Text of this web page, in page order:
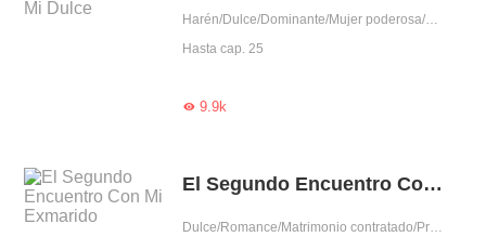
Harén/Dulce/Dominante/Mujer poderosa/Capitán
Hasta cap. 25
9.9k
El Segundo Encuentro Con Mi Exmarido
Dulce/Romance/Matrimonio contratado/Predestinado/Reconciliación